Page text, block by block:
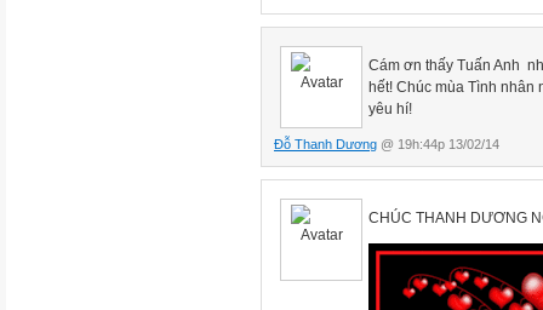
Cám ơn thấy Tuấn Anh
hết! Chúc mùa Tình nhân
yêu hí!
Đỗ Thanh Dương @ 19h:44p 13/02/14
CHÚC THANH DƯƠNG